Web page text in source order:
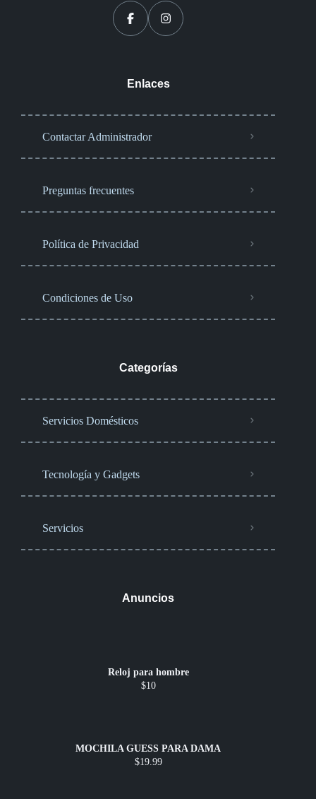
Enlaces
Contactar Administrador
Preguntas frecuentes
Política de Privacidad
Condiciones de Uso
Categorías
Servicios Domésticos
Tecnología y Gadgets
Servicios
Anuncios
Reloj para hombre
$10
MOCHILA GUESS PARA DAMA
$19.99